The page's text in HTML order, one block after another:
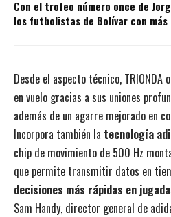
Con el trofeo número once de
los futbolistas de Bolívar con
Desde el aspecto técnico,
en vuelo gracias a sus uniones
además de un agarre mejorado en
Incorpora también la tecnología
chip de movimiento de 500 Hz
que permite transmitir datos en
decisiones más rápidas en
Sam Handy, director general de